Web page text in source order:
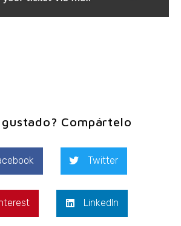
gustado? Compártelo
Twitter
LinkedIn